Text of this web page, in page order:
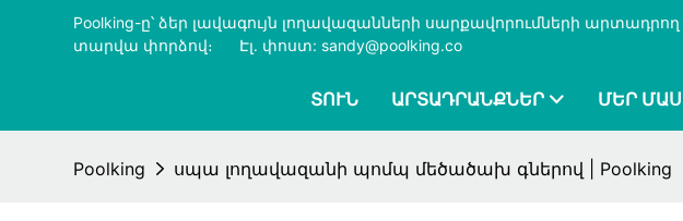
Poolking-ը՝ ձեր լավագույն լողավազանների սարքավորումների
տարվա փորձով։
Էլ․ փոստ: sandy@poolking.co
ՏՈՒՆ ԱՐՏԱԴՐԱՆՔՆԵՐ ՄԵՐ
Poolking սպա լողավազանի պոմպ մեծածախ գներով | Poolking